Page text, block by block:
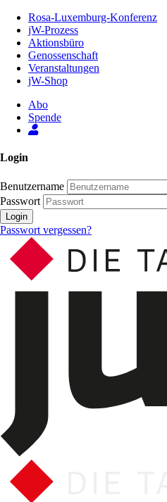
Inhalt
Seite
Rosa-Luxemburg-Konferenz
jW-Prozess
Aktionsbüro
Genossenschaft
Veranstaltungen
jW-Shop
Abo
Spende
Login
Benutzername
Passwort
Login
Passwort vergessen?